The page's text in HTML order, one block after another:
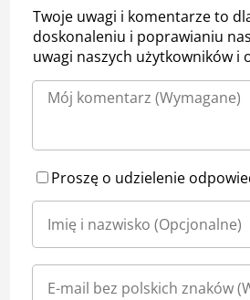
Twoje uwagi i komentarze to
doskonaleniu i poprawianiu
uwagi naszych użytkowników i
Proszę o udzielenie